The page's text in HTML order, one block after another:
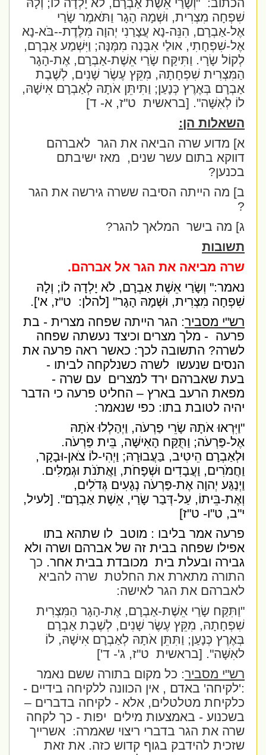
הכתוב: "וְשָׂרַי אֵשֶׁת אַבְרָם, לֹא יָלְדָה לוֹ; וְלָהּ
שִׁפְחָה מִצְרִית, וּשְׁמָהּ הָגָר וַתֹּאמֶר שָׂרַי
אֶל-אַבְרָם, הִנֵּה-נָא עֲצָרַנִי יְהוָה מִלֶּדֶת--בֹּא-נָא
אֶל-שִׁפְחָתִי, אוּלַי אִבָּנֶה מִמֶּנָּה; וַיִּשְׁמַע אַבְרָם,
לְקוֹל שָׂרָי. וַתִּיקַּח שָׂרַי אֵשֶׁת-אַבְרָם, אֶת-הָגָר
הַמִּצְרִית שִׁפְחָתָהּ, מִקֵּץ עֶשֶׂר שָׁנִים, לְשֶׁבֶת
אַבְרָם בְּאֶרֶץ כְּנָעַן; וַתִּיתֵּן אֹתָהּ לְאַבְרָם אִישָׁהּ,
לוֹ לְאִשָּׁה".[בראשית ט"ז, א- ד]
השאלות הן:
א] מדוע שרה הביאה את הגר לאברהם
דווקא בתום עשר שנים, מאז ישיבתם
בכנען?
ב] מה הייתה הסיבה ששרה גירשה את הגר
ג] מה בישר המלאך להגר?
תשובות
שרה מביאה את הגר אל אברהם.
נאמר:" וְשָׂרַי אֵשֶׁת אַבְרָם, לֹא יָלְדָה לוֹ; וְלָהּ
שִׁפְחָה מִצְרִית, וּשְׁמָהּ הָגָר" [להלן: ט"ז, א'].
רש"י מסביר: הגר הייתה שפחה מצרית - בת
פרעה - מלך מצרים וכיצד נעשתה שפחה
לשרה? התשובה לכך: כאשר ראה פרעה את
הנסים שנעשו לשרה כשנלקחה לביתו -
בעת שאברהם ירד למצרים עם שרה -
מפאת הרעב בארץ – החליט פרעה כי הדבר
יהיה לטובת בתו: כפי שנאמר:
"וַיִּרְאוּ אֹתָהּ שָׂרֵי פַרְעֹה, וַיְהַלְלוּ אֹתָהּ
אֶל-פַּרְעֹה; וַתֻּקַּח הָאִישָּׁה, בֵּית פַּרְעֹה.
וּלְאַבְרָם הֵיטִיב, בַּעֲבוּרָהּ; וַיְהִי-לוֹ צֹאן-וּבָקָר,
וַחֲמֹרִים, וַעֲבָדִים וּשְׁפָחֹת, וַאֲתֹנֹת וּגְמַלִּים.
וַיְנַגַּע יְהוָה אֶת-פַּרְעֹה נְגָעִים גְּדֹלִים,
וְאֶת-בֵּיתוֹ, עַל-דְּבַר שָׂרַי, אֵשֶׁת אַבְרָם".[לעיל,
י"ב, ט"ו- ט"ז]
פרעה אמר בליבו : מוטב לו שתהא בתו
אפילו שפחה בבית זה של אברהם ושרה ולא
גבירה ובעלת בית מכובדת בבית אחר.כך
התורה מתארת את החלטת שרה להביא
לאברהם את הגר לאישה:
"וַתִּקַּח שָׂרַי אֵשֶׁת-אַבְרָם, אֶת-הָגָר הַמִּצְרִית
שִׁפְחָתָהּ, מִקֵּץ עֶשֶׂר שָׁנִים, לְשֶׁבֶת אַבְרָם
בְּאֶרֶץ כְּנָעַן; וַתִּתֵּן אֹתָהּ לְאַבְרָם אִישָׁהּ, לוֹ
לאִשָּׁה".[בראשית ט"ז, ג'- ד']
רש"י מסביר: כל מקום בתורה ששם נאמר
:'לקיחה' באדם , אין הכוונה ללקיחה בידיים -
כלקיחת מטלטלים, אלא - לקיחה בדברים –
בשכנוע - באמצעות מילים יפות - כך לקחה
שרה את הגר בדברי ריצוי שאמרה: אשרייך
שזכית להידבק בגוף קדוש כזה. את זאת